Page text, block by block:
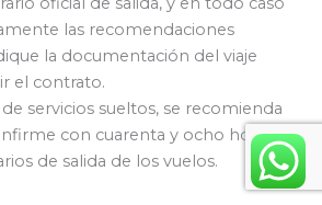
las recomendaciones
la documentación del viaje
el contrato.
servicios sueltos, se recomienda
con cuarenta y ocho horas de
de salida de los vuelos.